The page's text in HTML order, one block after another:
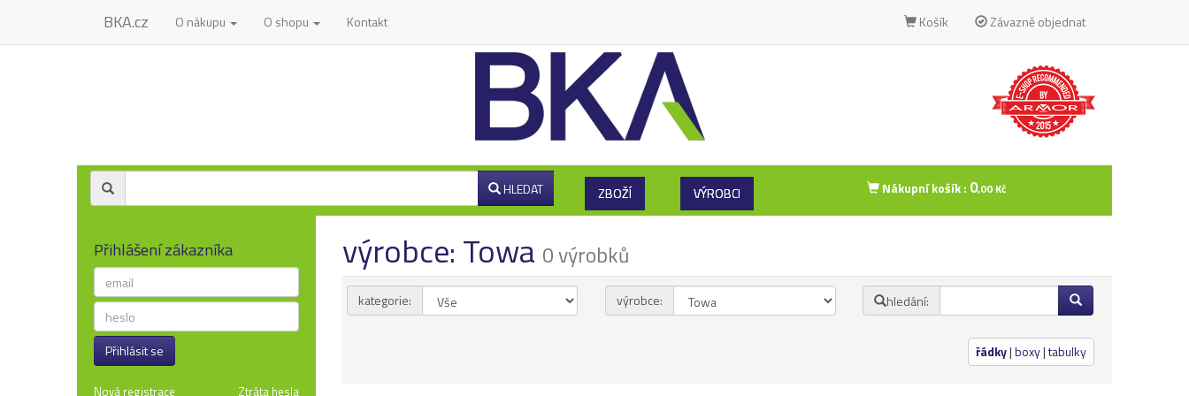
BKA.cz O nákupu O shopu Kontakt Košík Závazně objednat
HLEDAT ZBOŽÍ VÝROBCI Nákupní košík : 0,00 Kč
Přihlášení zákazníka
Přihlásit se
Nová registrace Ztráta hesla
výrobce: Towa 0 výrobků
kategorie: výrobce: hledání:
řádky|boxy|tabulky